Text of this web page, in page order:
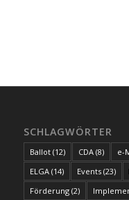
SCHLAGWÖRTER
Ballot(12) CDA(8) e-
ELGA(14) Events(23)
Förderung(2)